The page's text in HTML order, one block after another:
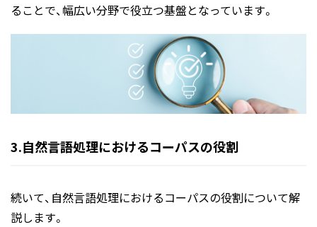
ることで、幅広い分野で役立つ基盤となっています。
3.自然言語処理におけるコーパスの役割
続いて、自然言語処理におけるコーパスの役割について解
説します。